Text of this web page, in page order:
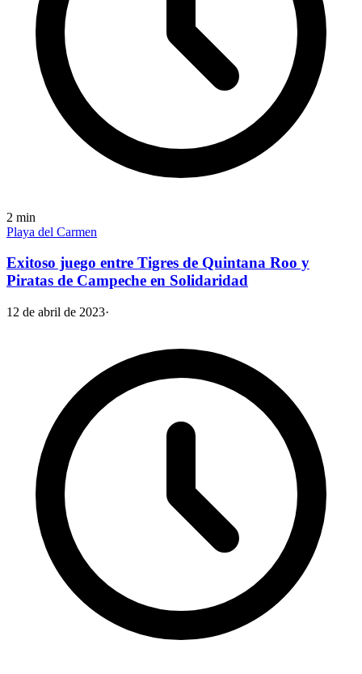
2 min
Playa del Carmen
Exitoso juego entre Tigres de Quintana Roo y
Piratas de Campeche en Solidaridad
12 de abril de 2023·